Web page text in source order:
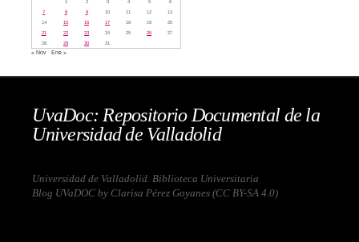
1 2 3 4 5
6
7
8 9 10 11 12
13
14
15 16 17 18 19
20
21
22 23 24 25 26
27
28
29 30 31
« Nov Ene »
UvaDoc: Repositorio Documental de la
Universidad de Valladolid
Universidad de Valladolid. Biblioteca Universitaria
Blog UVaDOC by Clarisa Pérez Goyanes (CC BY-SA 4.0)